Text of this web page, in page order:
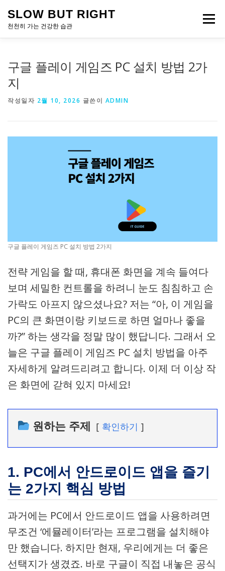
SLOW BUT RIGHT
천천히 가는 건강한 습관
메뉴
구글 플레이 게임즈 PC 설치 방법 2가
지
작성일자 2월 10, 2026 글쓴이 ADMIN
구글 플레이 게임즈 PC 설치 방법 2가지
전략 게임을 할 때, 휴대폰 화면을 계속 들여다
보며 세밀한 컨트롤을 하려니 눈도 침침하고 손
가락도 아프지 않으셨나요? 저는 “아, 이 게임을
PC의 큰 화면이랑 키보드로 하면 얼마나 좋을
까?” 하는 생각을 정말 많이 했답니다. 그래서 오
늘은 구글 플레이 게임즈 PC 설치 방법을 아주
자세하게 알려드리려고 합니다. 이제 더 이상 작
은 화면에 갇혀 있지 마세요!
원하는 주제 확인하기
1. PC에서 안드로이드 앱을 즐기
는 2가지 핵심 방법
과거에는 PC에서 안드로이드 앱을 사용하려면
무조건 ‘에뮬레이터’라는 프로그램을 설치해야
만 했습니다. 하지만 현재, 우리에게는 더 좋은
선택지가 생겼죠. 바로 구글이 직접 내놓은 공식